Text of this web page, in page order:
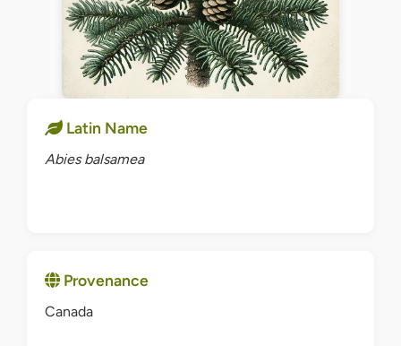
Latin Name
Abies balsamea
Provenance
Canada